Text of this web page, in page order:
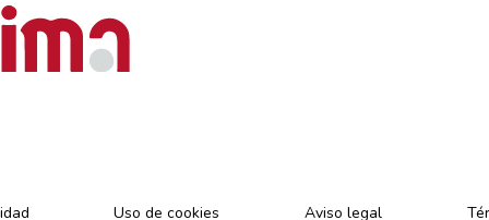
Uso de cookies Aviso legal